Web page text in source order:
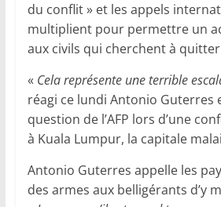
du conflit » et les appels
multiplient pour permettre un
aux civils qui cherchent à
« Cela représente une terrible
réagi ce lundi Antonio Guterres
question de l’AFP lors d’une
à Kuala Lumpur, la capitale
Antonio Guterres appelle les
des armes aux belligérants d’y